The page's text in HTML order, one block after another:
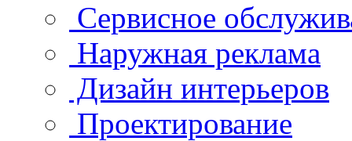
Сервисное
Наружная реклама
Дизайн интерьеров
Проектирование